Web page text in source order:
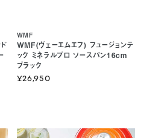
WMF(ヴェーエムエフ) フュージョンテ
ック ミネラルプロ ソースパン16cm
ブラック
WMF
¥26,950